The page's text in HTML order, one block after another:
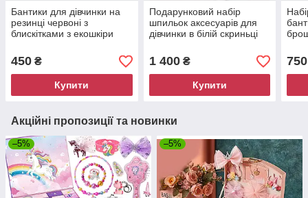
Бантики для дівчинки на
резинці червоні з
блискітками з екошкіри
450 ₴
Купити
Подарунковий набір
шпильок аксесуарів для
дівчинки в білій скриньці
1 400₴
Купити
750
Акційні пропозиції та новинки
–5% –5%